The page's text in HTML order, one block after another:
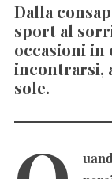
Dalla
sport al
occasioni in
incontrarsi,
sole.